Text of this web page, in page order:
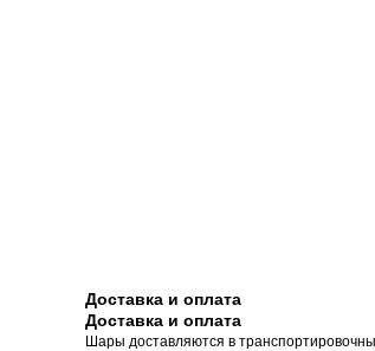
Доставка и оплата
Доставка и оплата
Шары доставляются в